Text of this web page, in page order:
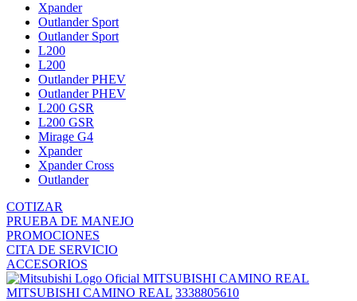
Xpander
Outlander Sport
Outlander Sport
L200
L200
Outlander PHEV
Outlander PHEV
L200 GSR
L200 GSR
Mirage G4
Xpander
Xpander Cross
Outlander
COTIZAR
PRUEBA DE MANEJO
PROMOCIONES
CITA DE SERVICIO
ACCESORIOS
MITSUBISHI CAMINO REAL
MITSUBISHI CAMINO REAL 3338805610